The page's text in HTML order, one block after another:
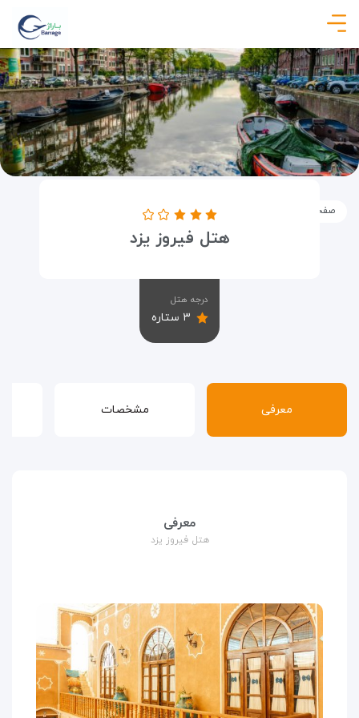
صفحه نخست اقامتگاه ها هتل فیروز یزد
هتل فیروز یزد
درجه هتل
معرفی مشخصات
معرفی
هتل فیروز یزد